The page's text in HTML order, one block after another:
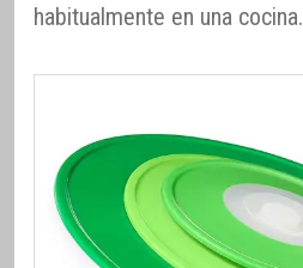
habitualmente en una cocina.